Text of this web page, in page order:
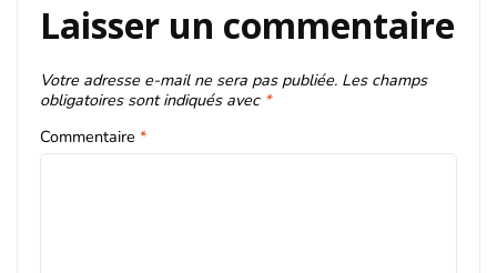
Laisser un commentaire
Votre adresse e-mail ne sera pas publiée. Les champs
obligatoires sont indiqués avec *
Commentaire *